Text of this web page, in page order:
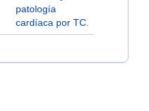
patología
cardíaca por TC.